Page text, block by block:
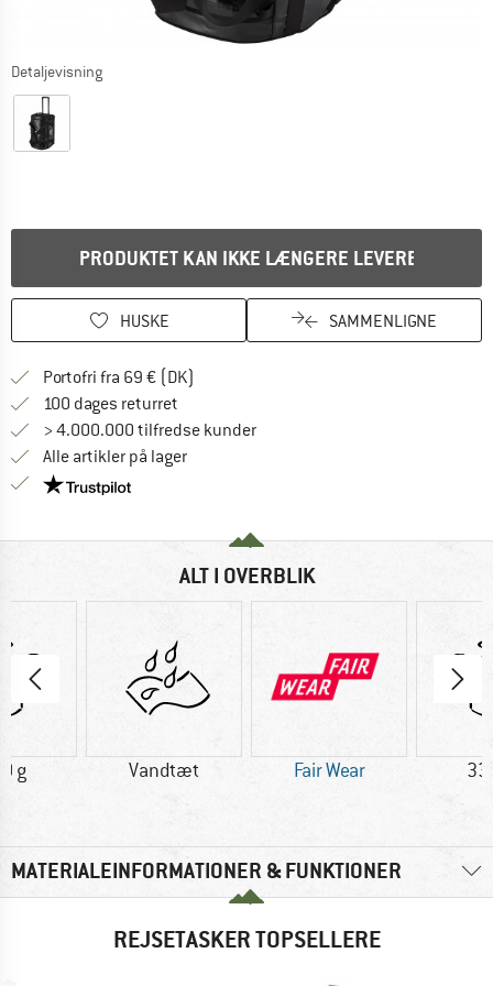
Detaljevisning
PRODUKTET KAN IKKE LÆNGERE LEVERES
HUSKE SAMMENLIGNE
Portofri fra 69 € (DK)
100 dages returret
> 4.000.000 tilfredse kunder
Alle artikler på lager
Vi er Trustpilot-certificeret - oplysningerne får du
ALT I OVERBLIK
g Vandtæt Fair Wear
MATERIALEINFORMATIONER & FUNKTIONER
REJSETASKER TOPSELLERE